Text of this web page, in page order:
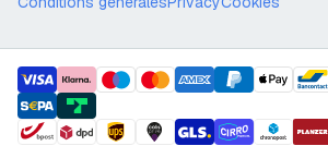
payment methods